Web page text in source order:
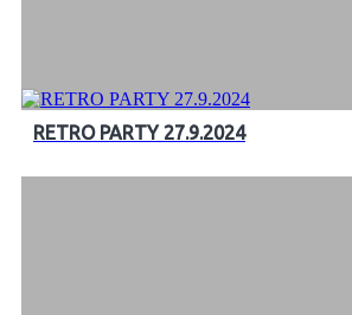
RETRO PARTY 27.9.2024